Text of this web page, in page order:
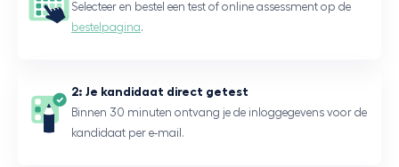
Selecteer en bestel een test of online assessment op de
bestelpagina.
2: Je kandidaat direct getest
Binnen 30 minuten ontvang je de inloggegevens voor de
kandidaat per e-mail.